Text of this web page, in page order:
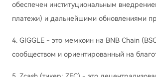
обеспечен институциональным
платежи) и дальнейшими обновлениями
4. GIGGLE - это мемкоин на BNB Chain
сообществом и ориентированный на